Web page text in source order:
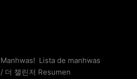
Manhwas! Lista de manhwas
챌린저 Resumen